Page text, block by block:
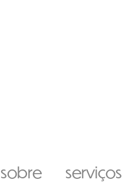
sobre serviços